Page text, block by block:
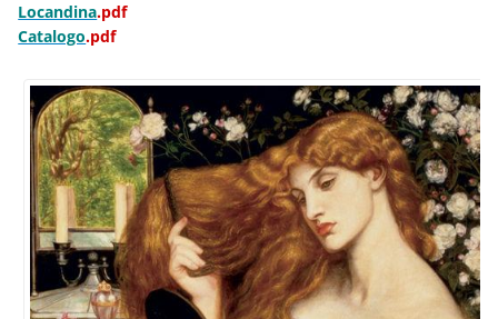
Locandina.pdf
Catalogo.pdf